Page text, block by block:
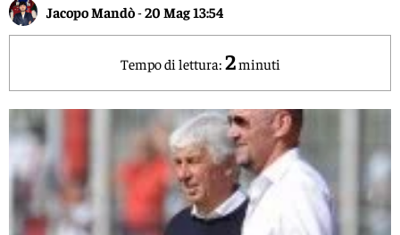
Jacopo Mandò-20 Mag 13:54
Tempo di lettura: 2minuti